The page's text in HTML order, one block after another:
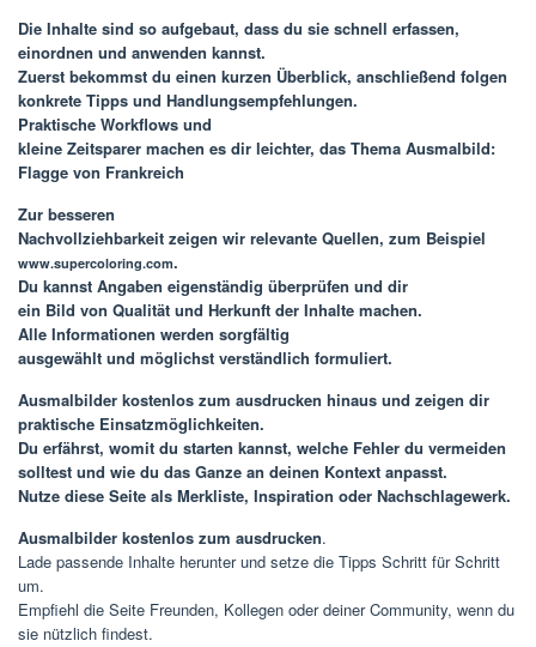
Die Inhalte sind so aufgebaut, dass du sie schnell erfassen,
einordnen und anwenden kannst.
Zuerst bekommst du einen kurzen Überblick, anschließend folgen
konkrete Tipps und Handlungsempfehlungen.
Praktische Workflows und
kleine Zeitsparer machen es dir leichter, das Thema Ausmalbild:
Flagge von Frankreich
Zur besseren
Nachvollziehbarkeit zeigen wir relevante Quellen, zum Beispiel
www.supercoloring.com.
Du kannst Angaben eigenständig überprüfen und dir
ein Bild von Qualität und Herkunft der Inhalte machen.
Alle Informationen werden sorgfältig
ausgewählt und möglichst verständlich formuliert.
Ausmalbilder kostenlos zum ausdrucken hinaus und zeigen dir
praktische Einsatzmöglichkeiten.
Du erfährst, womit du starten kannst, welche Fehler du vermeiden
solltest und wie du das Ganze an deinen Kontext anpasst.
Nutze diese Seite als Merkliste, Inspiration oder Nachschlagewerk.
Ausmalbilder kostenlos zum ausdrucken.
Lade passende Inhalte herunter und setze die Tipps Schritt für Schritt
um.
Empfiehl die Seite Freunden, Kollegen oder deiner Community, wenn du
sie nützlich findest.